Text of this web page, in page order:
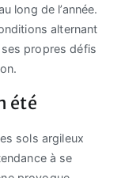
long de l’année.
alternant
propres défis
été
sols argileux
à se